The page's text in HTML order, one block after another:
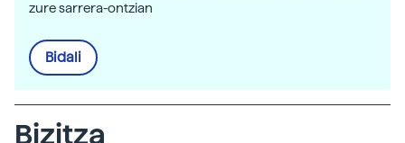
zure sarrera-ontzian
Bidali
Bizitza